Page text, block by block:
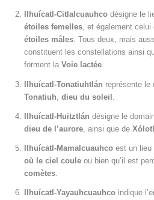
Ilhuícatl-Citlalcuauhco désigne le
étoiles femelles, et également celui
étoiles mâles. Tous deux, mais
constituent les constellations ainsi
forment la Voie lactée.
Ilhuícatl-Tonatiuhtlán représente le
Tonatiuh dieu du soleil
Ilhuícatl-Huitztlán désigne le
dieu de l’aurore , ainsi que de Xólotl
Ilhuícatl-Mamalcuauhco est un lieu
où le ciel coule ou bien qu’il est
comètes.
Ilhuícatl-Yayauhcuauhco indique